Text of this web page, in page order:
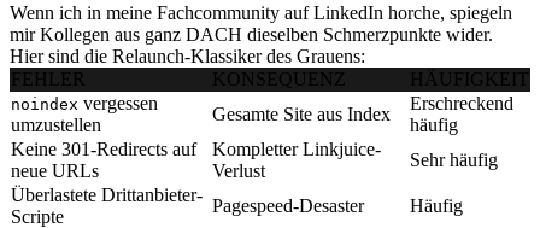
Wenn ich in meine Fachcommunity auf LinkedIn horche, spiegeln
mir Kollegen aus ganz DACH dieselben Schmerzpunkte wider.
Hier sind die Relaunch-Klassiker des Grauens:
FEHLER
KONSEQUENZ HÄUFIGKEIT
noindex vergessen
umzustellen
Gesamte Site aus Index
Erschreckend
häufig
Keine 301-Redirects auf
neue URLs
Kompletter Linkjuice-
Verlust
Sehr häufig
Überlastete Drittanbieter-
Scripte
Pagespeed-Desaster Häufig